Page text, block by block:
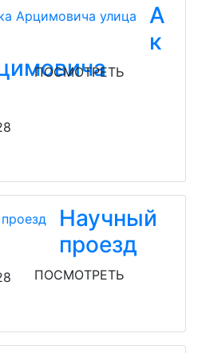
А
к
ПОСМОТРЕТЬ
Научный
проезд
ПОСМОТРЕТЬ